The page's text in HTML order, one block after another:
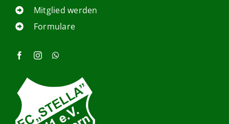
Mitglied werden
Formulare